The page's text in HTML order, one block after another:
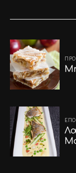
Post
navigation